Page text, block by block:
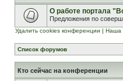
О работе портала
Предложения по
Удалить cookies конференции | Наша
Список форумов
Кто сейчас на конференции